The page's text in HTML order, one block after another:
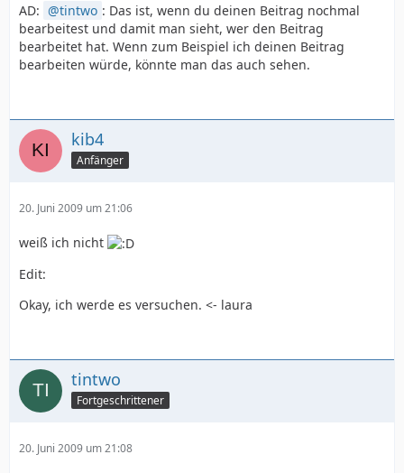
AD:
tintwo : Das ist, wenn du deinen Beitrag nochmal
bearbeitest und damit man sieht, wer den Beitrag
bearbeitet hat. Wenn zum Beispiel ich deinen Beitrag
bearbeiten würde, könnte man das auch sehen.
kib4
Anfänger
20. Juni 2009 um 21:06
weiß ich nicht
Edit:
Okay, ich werde es versuchen. <- laura
tintwo
Fortgeschrittener
20. Juni 2009 um 21:08